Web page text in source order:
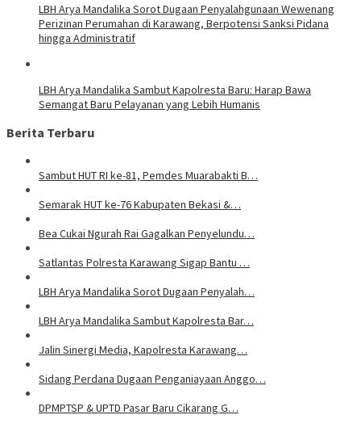
LBH Arya Mandalika Sorot Dugaan Penyalahgunaan Wewenang
Perizinan Perumahan di Karawang, Berpotensi Sanksi Pidana
hingga Administratif
LBH Arya Mandalika Sambut Kapolresta Baru: Harap Bawa
Semangat Baru Pelayanan yang Lebih Humanis
Berita Terbaru
Sambut HUT RI ke-81, Pemdes Muarabakti B…
Semarak HUT ke-76 Kabupaten Bekasi &…
Bea Cukai Ngurah Rai Gagalkan Penyelundu…
Satlantas Polresta Karawang Sigap Bantu …
LBH Arya Mandalika Sorot Dugaan Penyalah…
LBH Arya Mandalika Sambut Kapolresta Bar…
Jalin Sinergi Media, Kapolresta Karawang…
Sidang Perdana Dugaan Penganiayaan Anggo…
DPMPTSP & UPTD Pasar Baru Cikarang G…